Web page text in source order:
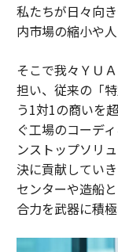
私たちが日々向
内市場の縮小や
そこで我々ＹＵ
担い、従来の「
う1対1の商いを
ぐ工場のコーデ
ンストップソリ
決に貢献してい
センターや造船
合力を武器に積